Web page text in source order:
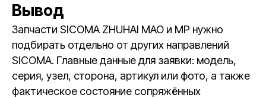
Вывод
Запчасти SICOMA ZHUHAI MAO и MP нужно
подбирать отдельно от других направлений
SICOMA. Главные данные для заявки: модель,
серия, узел, сторона, артикул или фото, а также
фактическое состояние сопряжённых